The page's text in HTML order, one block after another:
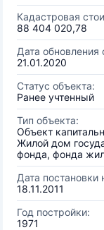
Кадастровая
88 404 020,78
Дата обновления
21.01.2020
Статус объекта:
Ранее учтенный
Тип объекта:
Объект
Жилой дом
фонда, фонда
Дата постановки
18.11.2011
Год постройки:
1971